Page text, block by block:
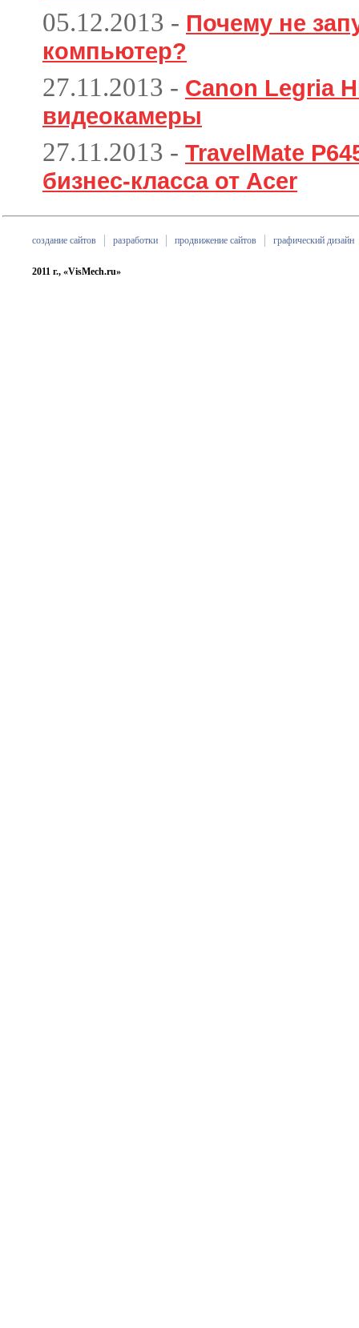
05.12.2013 - Почему не
компьютер?
27.11.2013 - Canon Legria
видеокамеры
27.11.2013 - TravelMate
бизнес-класса от Acer
создание сайтов разработки продвижение сайтов графический дизайн
2011 г., «VisMech.ru»